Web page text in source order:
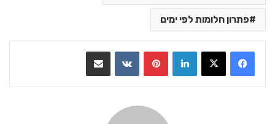
פתרון חלומות לפי ימים
LinkedIn
VKontakte